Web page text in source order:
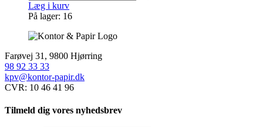
Læg i kurv
På lager: 16
Farøvej 31, 9800 Hjørring
98 92 33 33
kpv@kontor-papir.dk
CVR: 10 46 41 96
Tilmeld dig vores nyhedsbrev